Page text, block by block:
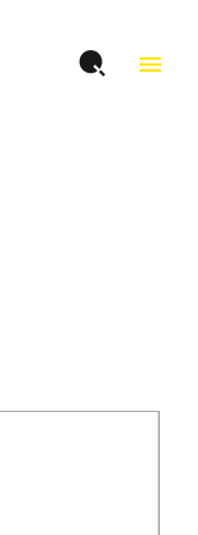
menu